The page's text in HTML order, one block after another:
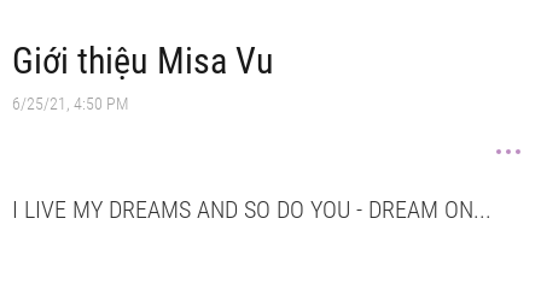
Giới thiệu Misa Vu
6/25/21, 4:50 PM
I LIVE MY DREAMS AND SO DO YOU - DREAM ON...